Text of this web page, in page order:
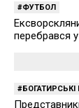
ФУТБОЛ
перебрався
БОГАТИРСЬКІ